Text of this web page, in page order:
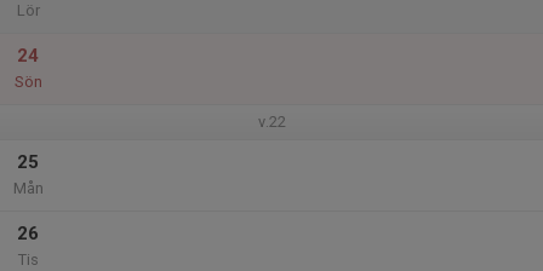
Lör
24
Sön
v.22
25
Mån
26
Tis